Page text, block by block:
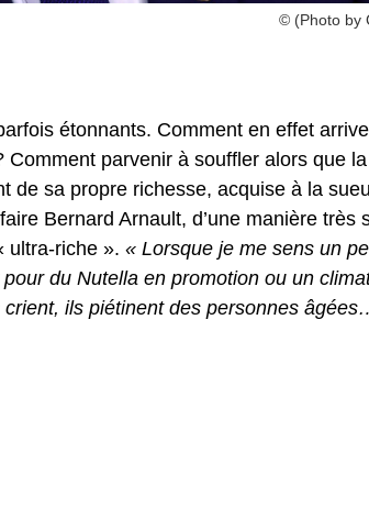
© (Photo by
étonnants. Comment en effet
Comment parvenir à souffler alors que
de sa propre richesse, acquise à la
Bernard Arnault, d’une manière très
ultra-riche ». « Lorsque je me sens un
du Nutella en promotion ou un
ils piétinent des personnes